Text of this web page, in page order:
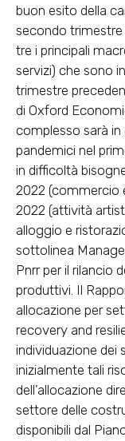
buon esito della
secondo
tre i principali
servizi) che sono
trimestre
di Oxford
complesso sarà in
pandemici nel
in difficoltà
2022 (commercio
2022 (attività
alloggio e
sottolinea
Pnrr per il rilancio
produttivi. Il
allocazione per
recovery and
individuazione dei
inizialmente tali
dell’allocazione
settore delle
disponibili dal